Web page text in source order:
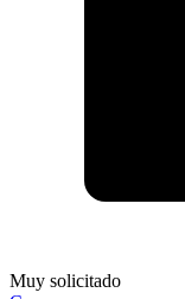
Muy solicitado